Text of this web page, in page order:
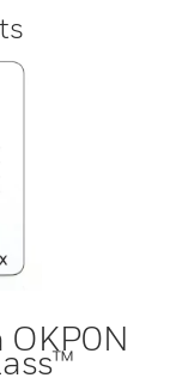
OKP0N